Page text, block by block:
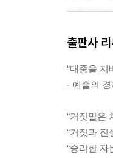
프롤레타
괴벨스는
슈탈헤름
노동자들
출판사
“대중을 지
- 예술의
“거짓말은
“거짓과 진
“승리한 자